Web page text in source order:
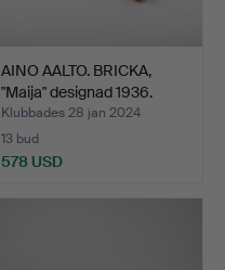
AINO AALTO. BRICKA,
"Maija" designad 1936.
Klubbades 28 jan 2024
13 bud
578 USD